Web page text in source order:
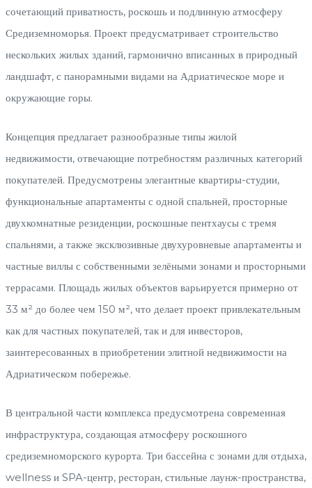
сочетающий приватность, роскошь и подлинную атмосферу
Средиземноморья. Проект предусматривает строительство
нескольких жилых зданий, гармонично вписанных в природный
ландшафт, с панорамными видами на Адриатическое море и
окружающие горы.
Концепция предлагает разнообразные типы жилой
недвижимости, отвечающие потребностям различных категорий
покупателей. Предусмотрены элегантные квартиры-студии,
функциональные апартаменты с одной спальней, просторные
двухкомнатные резиденции, роскошные пентхаусы с тремя
спальнями, а также эксклюзивные двухуровневые апартаменты и
частные виллы с собственными зелёными зонами и просторными
террасами. Площадь жилых объектов варьируется примерно от
33 м² до более чем 150 м², что делает проект привлекательным
как для частных покупателей, так и для инвесторов,
заинтересованных в приобретении элитной недвижимости на
Адриатическом побережье.
В центральной части комплекса предусмотрена современная
инфраструктура, создающая атмосферу роскошного
средиземноморского курорта. Три бассейна с зонами для отдыха,
wellness и SPA-центр, ресторан, стильные лаунж-пространства,